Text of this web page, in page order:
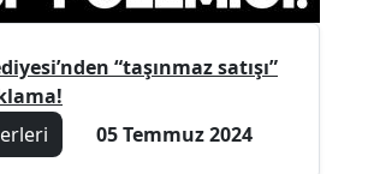
“taşınmaz satışı”
05 Temmuz 2024